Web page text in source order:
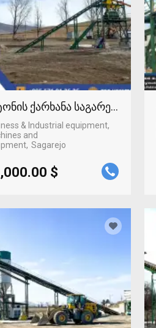
ქარხანა საგარეჯოში
& Industrial equipment,
and
Sagarejo
$